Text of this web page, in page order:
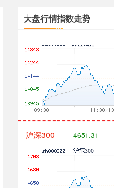
大盘行情指数走势
沪深300 4651.31